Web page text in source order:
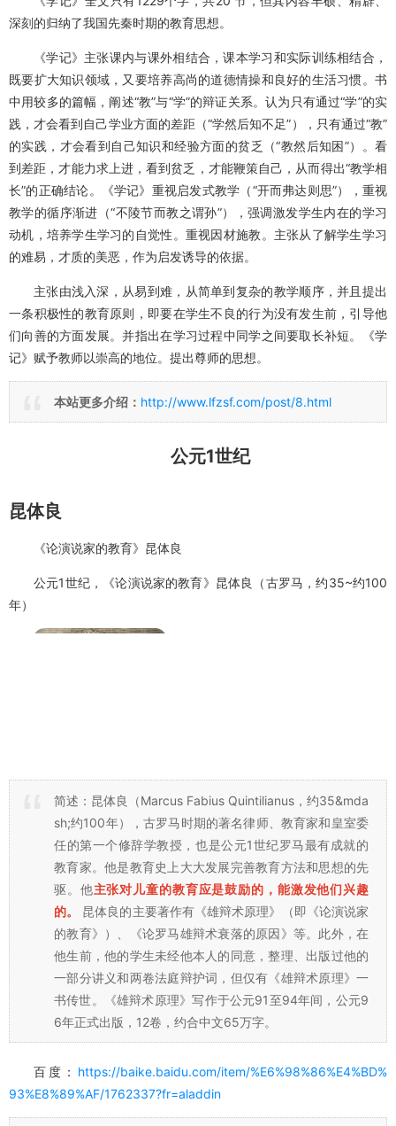
深刻的归纳了我国先秦时期的教育思想。
《学记》主张课内与课外相结合，课本学习和实际训练相结合，
既要扩大知识领域，又要培养高尚的道德情操和良好的生活习惯。书
中用较多的篇幅，阐述“教”与“学”的辩证关系。认为只有通过“学”的实
践，才会看到自己学业方面的差距（“学然后知不足”），只有通过“教”
的实践，才会看到自己知识和经验方面的贫乏（“教然后知困”）。看
到差距，才能力求上进，看到贫乏，才能鞭策自己，从而得出“教学相
长”的正确结论。《学记》重视启发式教学（“开而弗达则思”），重视
教学的循序渐进（“不陵节而教之谓孙”），强调激发学生内在的学习
动机，培养学生学习的自觉性。重视因材施教。主张从了解学生学习
的难易，才质的美恶，作为启发诱导的依据。
主张由浅入深，从易到难，从简单到复杂的教学顺序，并且提出
一条积极性的教育原则，即要在学生不良的行为没有发生前，引导他
们向善的方面发展。并指出在学习过程中同学之间要取长补短。《学
记》赋予教师以崇高的地位。提出尊师的思想。
本站更多介绍： http://www.lfzsf.com/post/8.html
公元1世纪
昆体良
《论演说家的教育》昆体良
公元1世纪，《论演说家的教育》昆体良（古罗马，约35~约100
年）
简述：昆体良（Marcus Fabius Quintilianus，约35&mda
sh;约100年），古罗马时期的著名律师、教育家和皇室委
任的第一个修辞学教授，也是公元1世纪罗马最有成就的
教育家。他是教育史上大大发展完善教育方法和思想的先
驱。他主张对儿童的教育应是鼓励的，能激发他们兴趣
的。
昆体良的主要著作有《雄辩术原理》（即《论演说家
的教育》）、《论罗马雄辩术衰落的原因》等。此外，在
他生前，他的学生未经他本人的同意，整理、出版过他的
一部分讲义和两卷法庭辩护词，但仅有《雄辩术原理》一
书传世。《雄辩术原理》写作于公元91至94年间，公元9
6年正式出版，12卷，约合中文65万字。
百度： https://baike.baidu.com/item/%E6%98%86%E4%BD%
93%E8%89%AF/1762337?fr=aladdin